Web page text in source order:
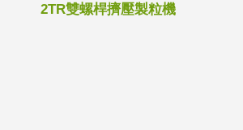
2TR雙螺桿擠壓製粒機